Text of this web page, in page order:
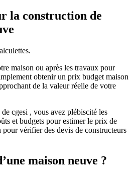
la construction de
maison ou après les travaux pour
obtenir un prix budget maison
de la valeur réelle de votre
cgesi , vous avez plébiscité les
et budgets pour estimer le prix de
vérifier des devis de constructeurs
maison neuve ?